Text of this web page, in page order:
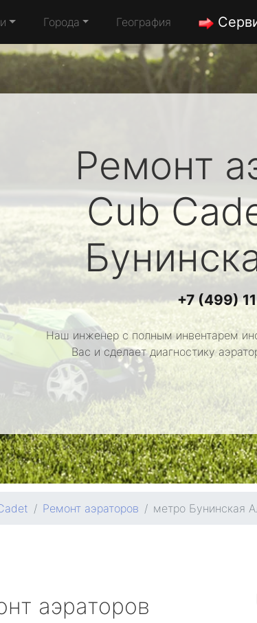
Города География
Ремонт
Cub
+7 (499)
Наш инженер с полным инвентарем
Вас и сделает диагностику
Ремонт аэраторов метро Бунинская
аэраторов